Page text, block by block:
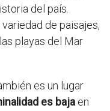
del país.
de paisajes,
playas del Mar
es un lugar
es baja en